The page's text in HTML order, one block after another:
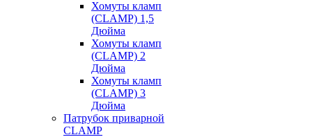
Хомуты кламп
(CLAMP) 1,5
Дюйма
Хомуты кламп
(CLAMP) 2
Дюйма
Хомуты кламп
(CLAMP) 3
Дюйма
Патрубок приварной
CLAMP